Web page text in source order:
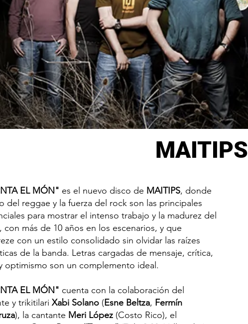
MAITIPS
EL MÓN" es el nuevo disco de MAITIPS, donde
del reggae y la fuerza del rock son las principales
para mostrar el intenso trabajo y la madurez del
con más de 10 años en los escenarios, y que
con un estilo consolidado sin olvidar las raízes
de la banda. Letras cargadas de mensaje, crítica,
optimismo son un complemento ideal.
EL MÓN" cuenta con la colaboración del
y trikitilari Xabi Solano (Esne Beltza, Fermín
), la cantante Meri López (Costo Rico), el